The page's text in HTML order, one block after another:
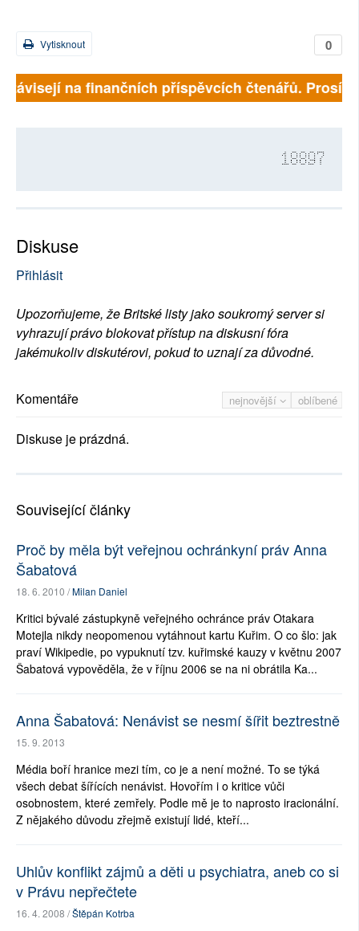
0
Vytisknout
na finančních příspěvcích čtenářů.
18897
Diskuse
Přihlásit
Upozorňujeme, že Britské listy jako soukromý server si
vyhrazují právo blokovat přístup na diskusní fóra
jakémukoliv diskutérovi, pokud to uznají za důvodné.
nejnovější oblíbené
Komentáře
Diskuse je prázdná.
Související články
Proč by měla být veřejnou ochránkyní práv Anna
Šabatová
18. 6. 2010 /Milan Daniel
Kritici bývalé zástupkyně veřejného ochránce práv Otakara
Motejla nikdy neopomenou vytáhnout kartu Kuřim. O co šlo: jak
praví Wikipedie, po vypuknutí tzv. kuřimské kauzy v květnu 2007
Šabatová vypověděla, že v říjnu 2006 se na ni obrátila Ka...
Anna Šabatová: Nenávist se nesmí šířit beztrestně
15. 9. 2013
Média boří hranice mezi tím, co je a není možné. To se týká
všech debat šířících nenávist. Hovořím i o kritice vůči
osobnostem, které zemřely. Podle mě je to naprosto iracionální.
Z nějakého důvodu zřejmě existují lidé, kteří...
Uhlův konflikt zájmů a děti u psychiatra, aneb co si
v Právu nepřečtete
16. 4. 2008 /Štěpán Kotrba